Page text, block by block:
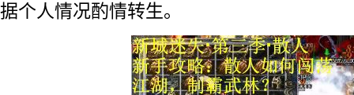
据个人情况酌情转生。